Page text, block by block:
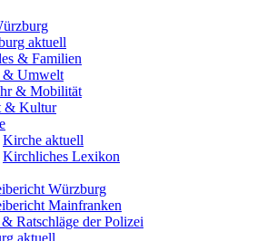
aktuell
& Familien
& Umwelt
& Mobilität
& Kultur
Kirche aktuell
Kirchliches Lexikon
Würzburg
Mainfranken
Ratschläge der Polizei
aktuell